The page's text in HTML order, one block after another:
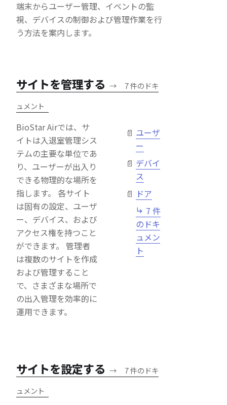
端末からユーザー管理、イベントの監
視、デバイスの制御および管理作業を行
う方法を案内します。
サイトを管理する →
7 件のドキ
ュメント
BioStar Airでは、サ
イトは入退室管理シス
テムの主要な単位であ
り、ユーザーが出入り
できる物理的な場所を
指します。 各サイト
は固有の設定、ユーザ
ー、デバイス、および
アクセス権を持つこと
ができます。 管理者
は複数のサイトを作成
および管理すること
で、さまざまな場所で
の出入管理を効率的に
運用できます。
ユーザ
ー
デバイ
ス
ドア
7 件
のドキ
ュメン
ト
サイトを設定する →
7 件のドキ
ュメント